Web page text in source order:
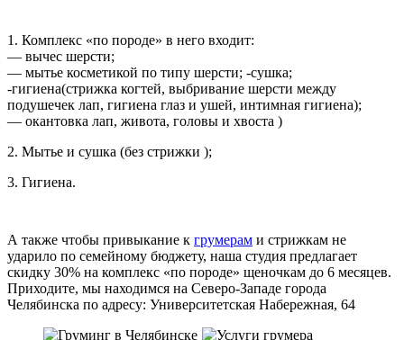
1. Комплекс «по породе» в него входит:
— вычес шерсти;
— мытье косметикой по типу шерсти; -сушка;
-гигиена(стрижка когтей, выбривание шерсти между
подушечек лап, гигиена глаз и ушей, интимная гигиена);
— окантовка лап, живота, головы и хвоста )
2. Мытье и сушка (без стрижки );
3. Гигиена.
А также чтобы привыкание к грумерам и стрижкам не
ударило по семейному бюджету, наша студия предлагает
скидку 30% на комплекс «по породе» щеночкам до 6 месяцев.
Приходите, мы находимся на Северо-Западе города
Челябинска по адресу: Университетская Набережная, 64